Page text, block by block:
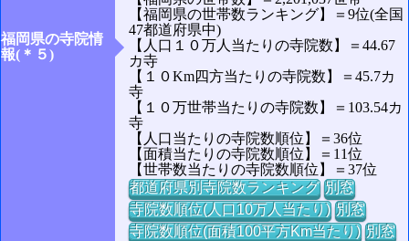
福岡県の寺院情
報(＊５)
【福岡県の世帯数ランキング】＝9位(全国
47都道府県中)
【人口１０万人当たりの寺院数】＝44.67
カ寺
【１０Km四方当たりの寺院数】＝45.7カ
寺
【１０万世帯当たりの寺院数】＝103.54カ
寺
【人口当たりの寺院数順位】＝36位
【面積当たりの寺院数順位】＝11位
【世帯数当たりの寺院数順位】＝37位
都道府県別寺院数ランキング 別窓
寺院数順位(人口10万人当たり) 別窓
寺院数順位(面積100平方Km当たり) 別窓